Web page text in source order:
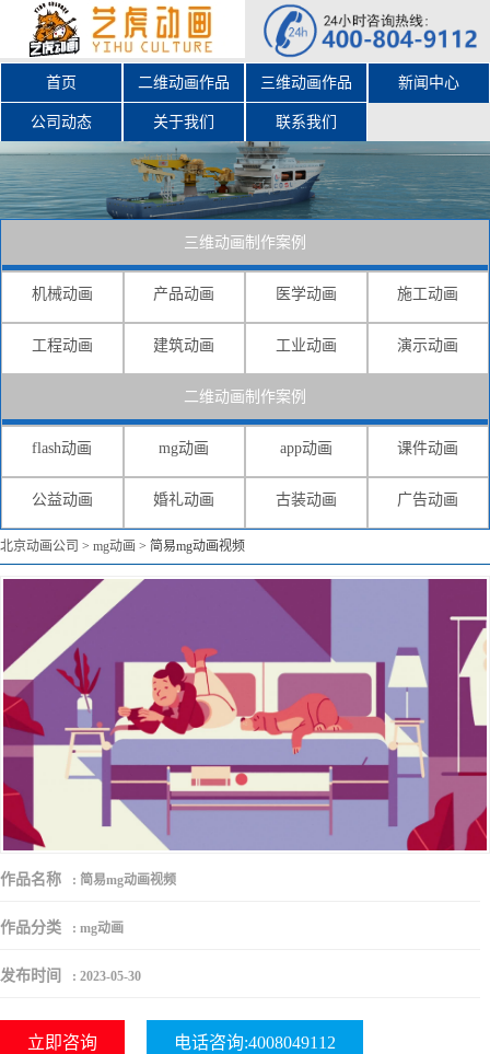
首页 二维动画作品 三维动画作品 新闻中心
公司动态 关于我们 联系我们
三维动画制作案例
机械动画 产品动画 医学动画 施工动画
工程动画 建筑动画 工业动画 演示动画
二维动画制作案例
flash动画 mg动画 app动画 课件动画
公益动画 婚礼动画 古装动画 广告动画
北京动画公司 > mg动画 > 简易mg动画视频
作品名称 : 简易mg动画视频
作品分类 : mg动画
发布时间 : 2023-05-30
立即咨询 电话咨询:4008049112